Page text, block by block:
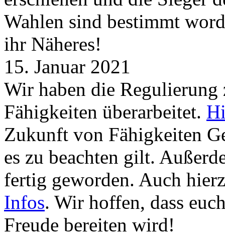
Wahlen sind bestimmt
ihr Näheres!
15. Januar 2021
Wir haben die
Fähigkeiten überarbeitet.
Zukunft von Fähigkeiten
es zu beachten gilt.
fertig geworden. Auch
Infos. Wir hoffen, dass
Freude bereiten wird!